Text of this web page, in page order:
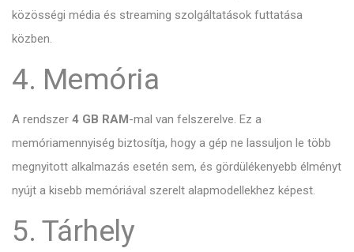
közösségi média és streaming szolgáltatások futtatása
közben.
4. Memória
A rendszer 4 GB RAM -mal van felszerelve. Ez a
memóriamennyiség biztosítja, hogy a gép ne lassuljon le több
megnyitott alkalmazás esetén sem, és gördülékenyebb élményt
nyújt a kisebb memóriával szerelt alapmodellekhez képest.
5. Tárhely